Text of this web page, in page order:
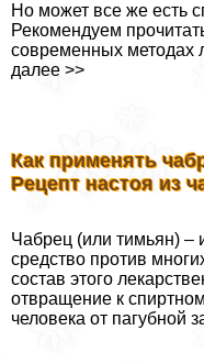
Но может все же есть
Рекомендуем
современных методах
далее >>
Как применять
Рецепт настоя из
Чабрец (или тимьян) –
средство против
состав этого
отвращение к
человека от пагубной